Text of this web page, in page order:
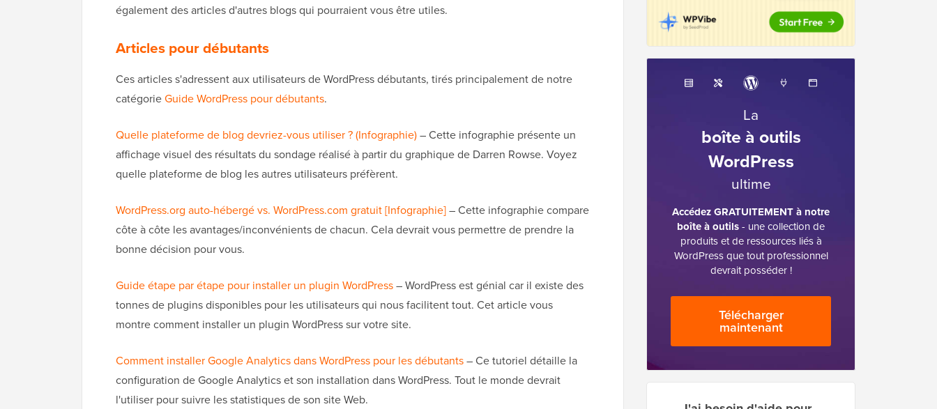
également des articles d'autres blogs qui pourraient vous être utiles.
Articles pour débutants
Ces articles s'adressent aux utilisateurs de WordPress débutants, tirés principalement de notre
catégorieGuide WordPress pour débutants.
Quelle plateforme de blog devriez-vous utiliser ? (Infographie)– Cette infographie présente un
affichage visuel des résultats du sondage réalisé à partir du graphique de Darren Rowse. Voyez
quelle plateforme de blog les autres utilisateurs préfèrent.
WordPress.org auto-hébergé vs. WordPress.com gratuit [Infographie]– Cette infographie compare
côte à côte les avantages/inconvénients de chacun. Cela devrait vous permettre de prendre la
bonne décision pour vous.
Guide étape par étape pour installer un plugin WordPress– WordPress est génial car il existe des
tonnes de plugins disponibles pour les utilisateurs qui nous facilitent tout. Cet article vous
montre comment installer un plugin WordPress sur votre site.
Comment installer Google Analytics dans WordPress pour les débutants– Ce tutoriel détaille la
configuration de Google Analytics et son installation dans WordPress. Tout le monde devrait
l'utiliser pour suivre les statistiques de son site Web.
La
boîte à outils
WordPress
ultime
Accédez GRATUITEMENT à notre
boîte à outils- une collection de
produits et de ressources liés à
WordPress que tout professionnel
devrait posséder !
Télécharger
maintenant